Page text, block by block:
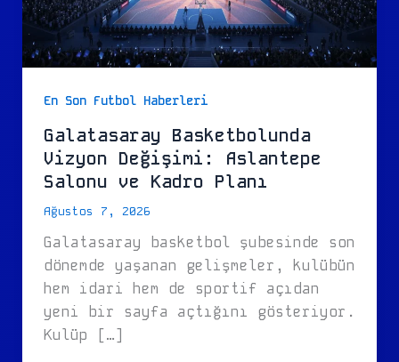
En Son Futbol Haberleri
Galatasaray Basketbolunda
Vizyon Değişimi: Aslantepe
Salonu ve Kadro Planı
Ağustos 7, 2026
Galatasaray basketbol şubesinde son
dönemde yaşanan gelişmeler, kulübün
hem idari hem de sportif açıdan
yeni bir sayfa açtığını gösteriyor.
Kulüp […]